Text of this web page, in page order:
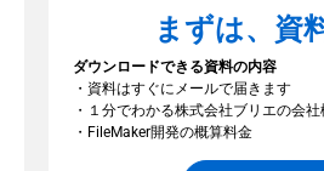
まずは、資
ダウンロードできる資料の内容
・資料はすぐにメールで届きます
・１分でわかる株式会社ブリエの会社
・FileMaker開発の概算料金